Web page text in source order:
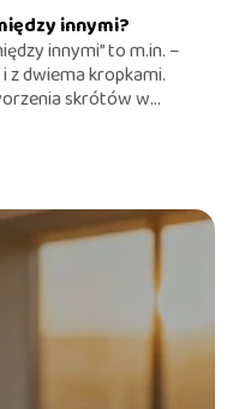
innymi?
innymi” to m.in. –
z dwiema kropkami.
skrótów w...